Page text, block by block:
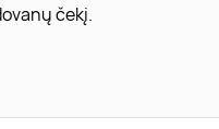
čekį.